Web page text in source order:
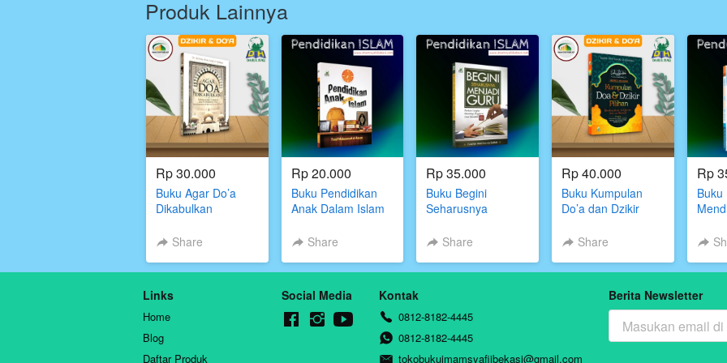
Produk Lainnya
Rp 30.000
Buku Agar Do’a
Dikabulkan
Share
Rp 20.000
Buku Pendidikan
Anak Dalam Islam
Share
Rp 35.000
Buku Begini
Seharusnya
HaqShare
Rp 40.000
Buku Kumpulan
Do’a dan Dzikir
Share
Rp
Buku
Links
Home
Blog
Daftar Produk
Social Media Kontak
0812-8182-4445
0812-8182-4445
tokobukuimamsyafiibekasi@gmail.com
Berita Newsletter